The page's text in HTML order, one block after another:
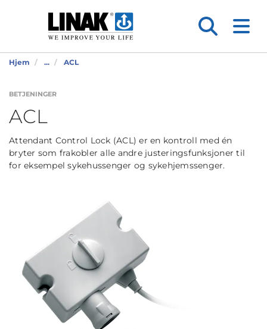
Hjem ... ACL
BETJENINGER
ACL
Attendant Control Lock (ACL) er en kontroll med én
bryter som frakobler alle andre justeringsfunksjoner til
for eksempel sykehussenger og sykehjemssenger.